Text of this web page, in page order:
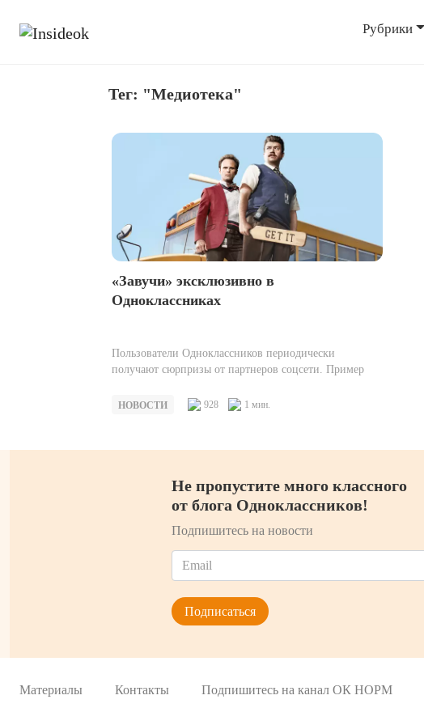
Рубрики
Тег: "Медиотека"
«Завучи» эксклюзивно в
Одноклассниках
Пользователи Одноклассников периодически
получают сюрпризы от партнеров соцсети. Пример
И если раньше пользователи…
НОВОСТИ 928 1 мин.
Не пропустите много классного
от блога Одноклассников!
Подпишитесь на новости
Материалы Контакты Подпишитесь на канал ОК НОРМ